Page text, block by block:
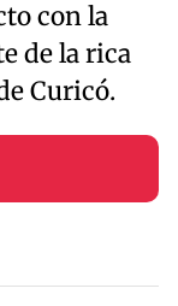
con la
de la rica
Curicó.